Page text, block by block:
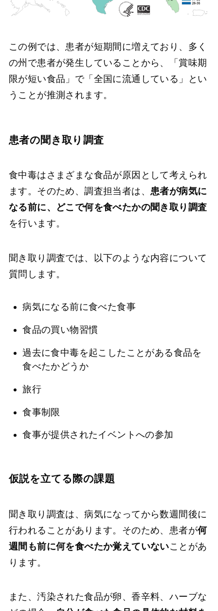
この例では、患者が短期間に増えており、多く
の州で患者が発生していることから、「賞味期
限が短い食品」で「全国に流通している」とい
うことが推測されます。
患者の聞き取り調査
食中毒はさまざまな食品が原因として考えられ
ます。そのため、調査担当者は、 患者が病気に
なる前に、どこで何を食べたかの聞き取り調査
を行います。
聞き取り調査では、以下のような内容について
質問します。
病気になる前に食べた食事
食品の買い物習慣
過去に食中毒を起こしたことがある食品を
食べたかどうか
旅行
食事制限
食事が提供されたイベントへの参加
仮説を立てる際の課題
聞き取り調査は、病気になってから数週間後に
行われることがあります。そのため、患者が何
週間も前に何を食べたか覚えていないことがあ
ります。
また、汚染された食品が卵、香辛料、ハーブな